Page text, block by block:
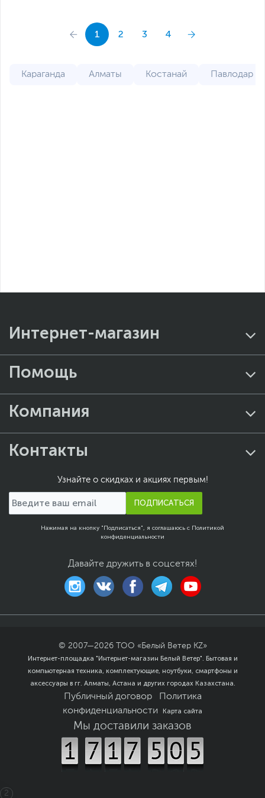
1 2 3 4
Караганда Алматы Костанай Павлодар
Интернет-магазин
Помощь
Компания
Контакты
Узнайте о скидках и акциях первым!
ПОДПИСАТЬСЯ
Нажимая на кнопку "Подписаться", я соглашаюсь с Политикой
конфиденциальности
Давайте дружить в соцсетях!
© 2007—2026 ТОО «Белый Ветер KZ»
Интернет-площадка "Интернет-магазин Белый Ветер". Бытовая и
компьютерная техника, комплектующие, ноутбуки, смартфоны и
аксессуары в гг. Алматы, Астана и других городах Казахстана.
Публичный договор
Политика
конфиденциальности
Карта сайта
Мы доставили заказов
2